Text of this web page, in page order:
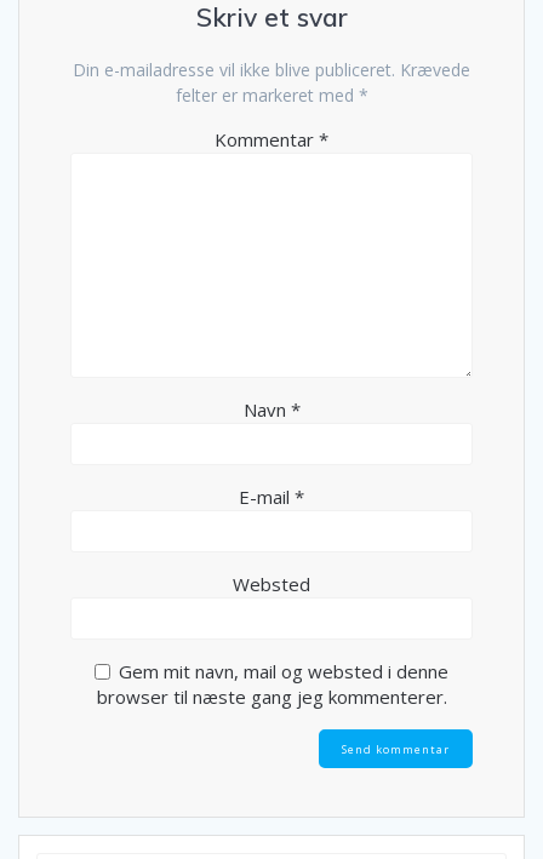
Skriv et svar
Din e-mailadresse vil ikke blive publiceret. Krævede
felter er markeret med *
Kommentar *
Navn *
E-mail *
Websted
Gem mit navn, mail og websted i denne
browser til næste gang jeg kommenterer.